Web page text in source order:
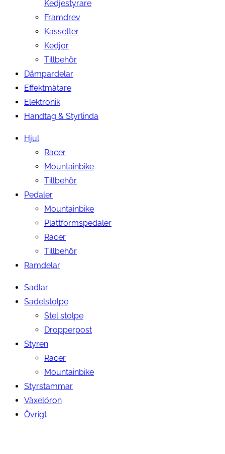
Kedjestyrare
Framdrev
Kassetter
Kedjor
Tillbehör
Dämpardelar
Effektmätare
Elektronik
Handtag & Styrlinda
Hjul
Racer
Mountainbike
Tillbehör
Pedaler
Mountainbike
Plattformspedaler
Racer
Tillbehör
Ramdelar
Sadlar
Sadelstolpe
Stel stolpe
Dropperpost
Styren
Racer
Mountainbike
Styrstammar
Växelöron
Övrigt